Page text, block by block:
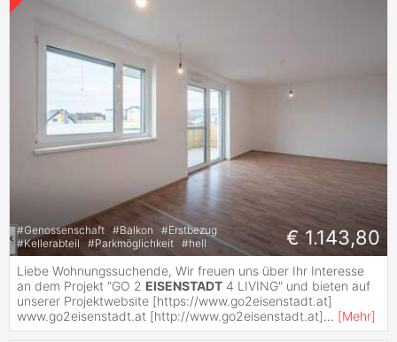
#Genossenschaft #Balkon #Erstbezug
#Kellerabteil #Parkmöglichkeit #hell € 1.143,80
Liebe Wohnungssuchende, Wir freuen uns über Ihr Interesse
an dem Projekt "GO 2 EISENSTADT 4 LIVING" und bieten auf
unserer Projektwebsite [https://www.go2eisenstadt.at]
www.go2eisenstadt.at [http://www.go2eisenstadt.at]... [Mehr]